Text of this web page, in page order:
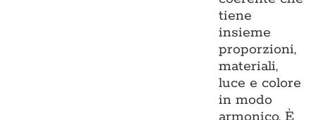
tiene
insieme
proporzioni,
materiali,
luce e colore
in modo